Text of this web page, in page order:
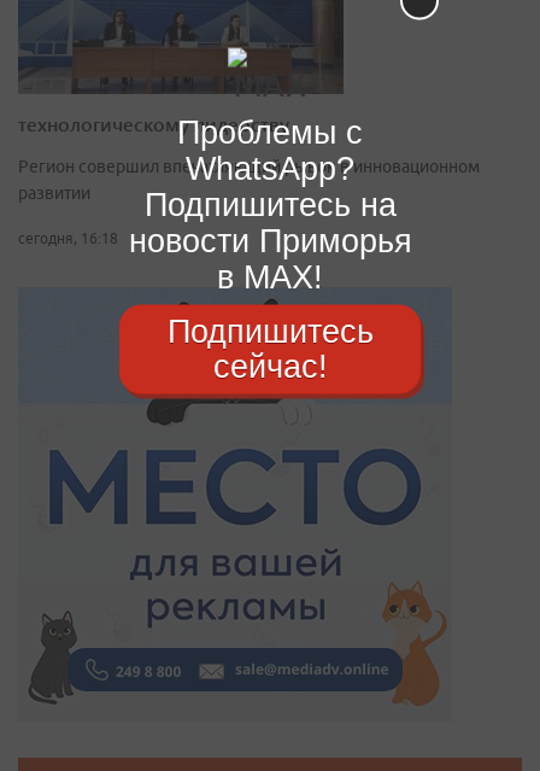
технологическому лидерству
Регион совершил впечатляющий рывок в инновационном
развитии
сегодня, 16:18
Проблемы с
WhatsApp?
Подпишитесь на
новости Приморья
в MAX!
Подпишитесь
сейчас!